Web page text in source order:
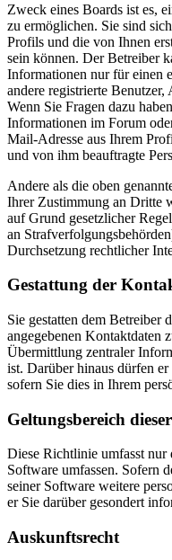
Zweck eines Boards ist es,
zu ermöglichen. Sie sind
Profils und die von Ihnen
sein können. Der Betreiber
Informationen nur für einen
andere registrierte
Wenn Sie Fragen dazu
Informationen im Forum
Mail-Adresse aus Ihrem
und von ihm beauftragte
Andere als die oben
Ihrer Zustimmung an Dritte
auf Grund gesetzlicher
an
Durchsetzung rechtlicher
Gestattung der
Sie gestatten dem Betreiber
angegebenen Kontaktdaten
Übermittlung zentraler
ist. Darüber hinaus dürfen
sofern Sie dies in Ihrem
Geltungsbereich
Diese Richtlinie umfasst
Software umfassen. Sofern
seiner Software weitere
er Sie darüber gesondert
Auskunftsrecht